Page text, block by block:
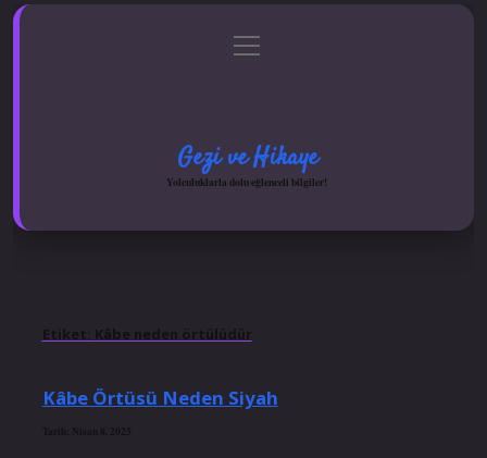
Gizlilik Politikası
menüyü
aç
Gezi ve Hikaye
Yolculuklarla dolu eğlenceli bilgiler!
Etiket: Kâbe neden örtülüdür
Kâbe Örtüsü Neden Siyah
Tarih: Nisan 8, 2025